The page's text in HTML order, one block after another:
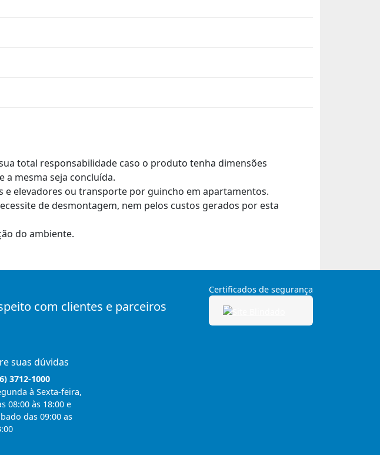
total responsabilidade caso o produto tenha dimensões
mesma seja concluída.
elevadores ou transporte por guincho em apartamentos.
de desmontagem, nem pelos custos gerados por esta
do ambiente.
com clientes e parceiros
Certificados de segurança
suas dúvidas
3712-1000
à Sexta-feira,
08:00 às 18:00 e
das 09:00 as